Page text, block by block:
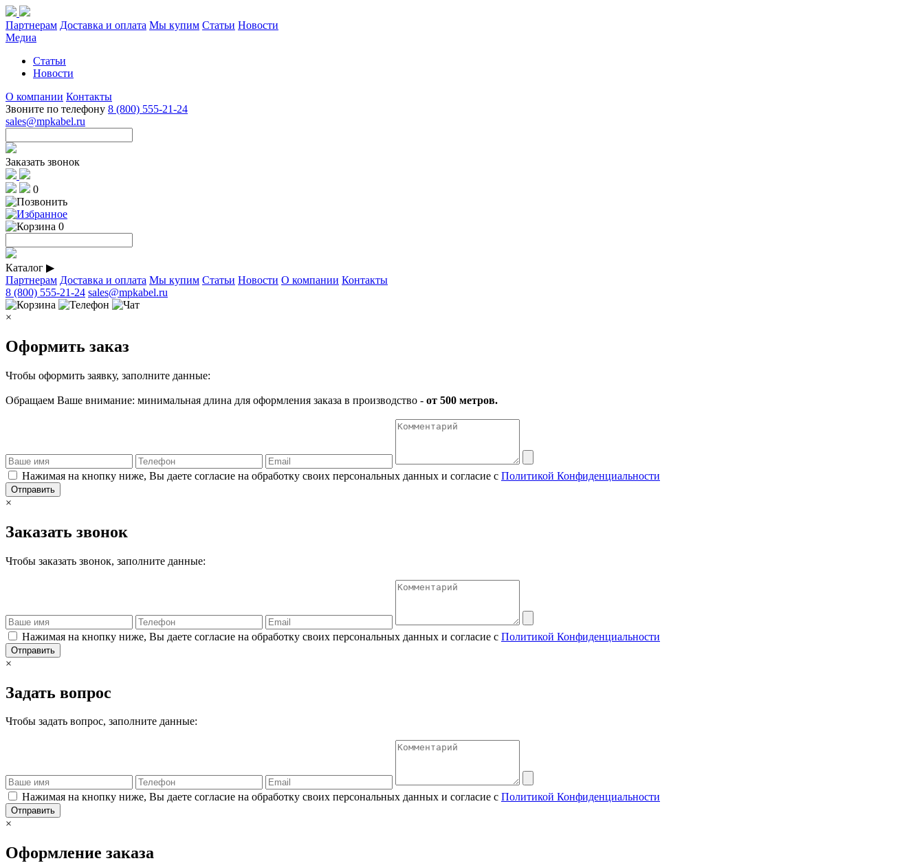
Партнерам Доставка и оплата Мы купим Статьи Новости
Медиа
Статьи
Новости
О компании Контакты
Звоните по телефону 8 (800) 555-21-24
sales@mpkabel.ru
Заказать звонок
0
0
Каталог ▶
Партнерам Доставка и оплата Мы купим Статьи Новости О компании Контакты
8 (800) 555-21-24 sales@mpkabel.ru
×
Оформить заказ
Чтобы оформить заявку, заполните данные:
Обращаем Ваше внимание: минимальная длина для оформления заказа в производство - от 500 метров.
Нажимая на кнопку ниже, Вы даете согласие на обработку своих персональных данных и согласие с Политикой Конфиденциальности
Отправить
×
Заказать звонок
Чтобы заказать звонок, заполните данные:
Нажимая на кнопку ниже, Вы даете согласие на обработку своих персональных данных и согласие с Политикой Конфиденциальности
Отправить
×
Задать вопрос
Чтобы задать вопрос, заполните данные:
Нажимая на кнопку ниже, Вы даете согласие на обработку своих персональных данных и согласие с Политикой Конфиденциальности
Отправить
×
Оформление заказа